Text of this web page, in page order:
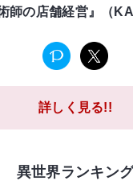
師の店舗経営』（
詳しく見る!!
異世界ランキン